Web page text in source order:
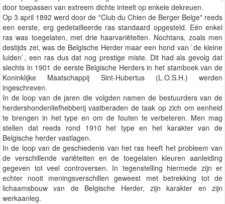
door toepassen van extreem dichte inteelt op enkele dekreuen.
Op 3 april 1892 werd door de "Club du Chien de Berger Belge" reeds
een eerste, erg gedetailleerde ras standaard opgesteld. Eén enkel
ras was toegelaten, met drie haarvariëteiten. Nochtans, zoals men
destijds zei, was de Belgische Herder maar een hond van `de kleine
luiden`, een ras dus dat nog prestige miste. Dit had als gevolg dat
slechts in 1901 de eerste Belgische Herders in het stamboek van de
Koninklijke Maatschappij Sint-Hubertus (L.O.S.H.) werden
ingeschreven.
In de loop van de jaren die volgden namen de bestuurders van de
herdershondenliefhebberij vastberaden de taak op zich om eenheid
te brengen in het type en om de fouten te verbeteren. Men mag
stellen dat reeds rond 1910 het type en het karakter van de
Belgische herder vastlagen.
In de loop van de geschiedenis van het ras heeft het probleem van
de verschillende variëteiten en de toegelaten kleuren aanleiding
gegeven tot veel controversen. In tegenstelling hiermede zijn er
echter nooit meningsverschillen geweest met betrekking tot de
lichaamsbouw van de Belgische Herder, zijn karakter en zijn
werkaanleg.